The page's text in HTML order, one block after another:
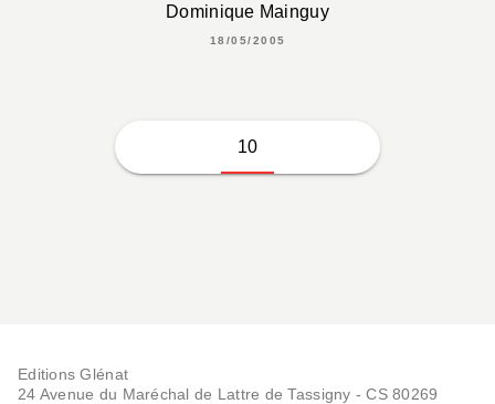
Dominique Mainguy
18/05/2005
10
Editions Glénat
24 Avenue du Maréchal de Lattre de Tassigny - CS 80269